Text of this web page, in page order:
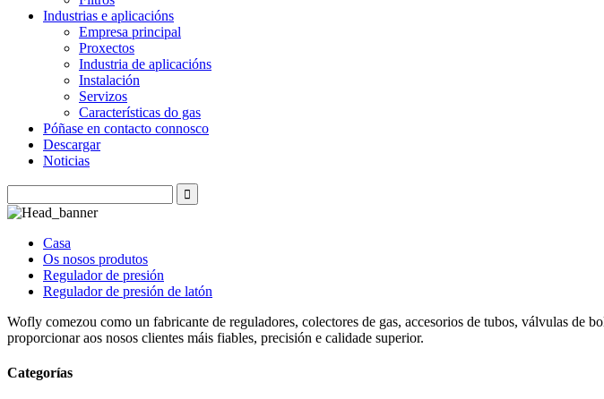
Industrias e aplicacións
Empresa principal
Proxectos
Industria de aplicacións
Instalación
Servizos
Características do gas
Póñase en contacto connosco
Descargar
Noticias
Casa
Os nosos produtos
Regulador de presión
Regulador de presión de latón
Wofly comezou como un fabricante de reguladores, colectores de gas, accesorios de tubos, válvulas
proporcionar aos nosos clientes máis fiables, precisión e calidade superior.
Categorías